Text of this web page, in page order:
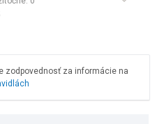
zodpovednosť za informácie na